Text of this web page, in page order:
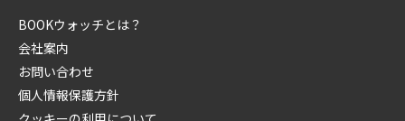
BOOKウォッチとは？
会社案内
お問い合わせ
個人情報保護方針